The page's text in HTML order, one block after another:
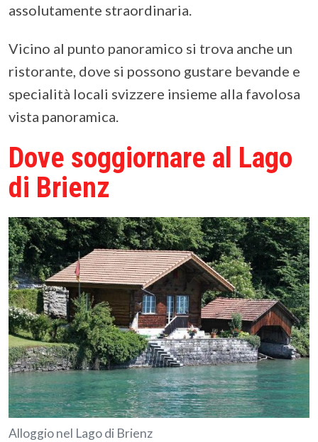
assolutamente straordinaria.
Vicino al punto panoramico si trova anche un
ristorante, dove si possono gustare bevande e
specialità locali svizzere insieme alla favolosa
vista panoramica.
Dove soggiornare al Lago
di Brienz
Alloggio nel Lago di Brienz